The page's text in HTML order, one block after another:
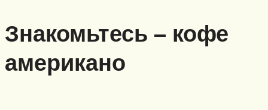
Знакомьтесь – кофе
американо